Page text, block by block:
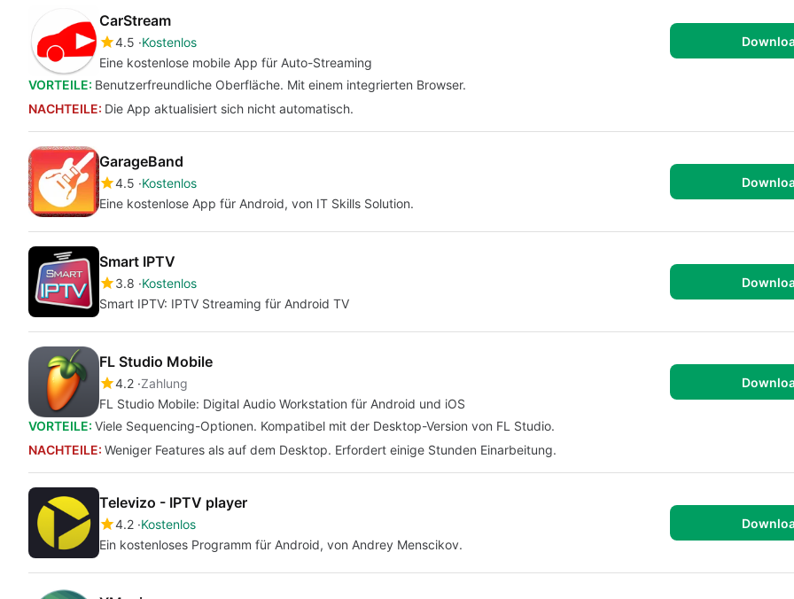
CarStream
4.5 Kostenlos
Eine kostenlose mobile App für Auto-Streaming
VORTEILE: Benutzerfreundliche Oberfläche. Mit einem integrierten Browser.
NACHTEILE: Die App aktualisiert sich nicht automatisch.
GarageBand
4.5 Kostenlos
Eine kostenlose App für Android, von IT Skills Solution.
Smart IPTV
3.8 Kostenlos
Smart IPTV: IPTV Streaming für Android TV
FL Studio Mobile
4.2 Zahlung
FL Studio Mobile: Digital Audio Workstation für Android und iOS
VORTEILE: Viele Sequencing-Optionen. Kompatibel mit der Desktop-Version von FL Studio.
NACHTEILE: Weniger Features als auf dem Desktop. Erfordert einige Stunden Einarbeitung.
Televizo - IPTV player
4.2 Kostenlos
Ein kostenloses Programm für Android, von Andrey Menscikov.